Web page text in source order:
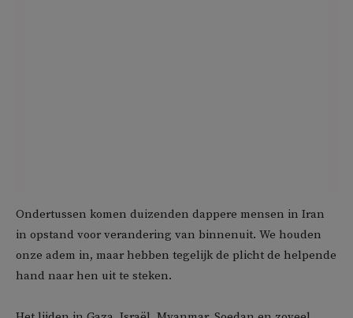
Ondertussen komen duizenden dappere mensen in Iran
in opstand voor verandering van binnenuit. We houden
onze adem in, maar hebben tegelijk de plicht de helpende
hand naar hen uit te steken.